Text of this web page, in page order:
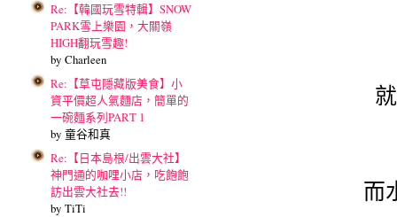
Re:【韓國玩雪特輯】SNOW
PARK雪上樂園，大關嶺
HIGH翻玩雪趣!
by Charleen
Re:【草屯隱藏版美食】小
資平價超人氣麵店，簡單的
一碗麵系列PART 1
by 童谷和真
Re:【日本島根/出雲大社】
神門通的咖哩小店，吃飽飽
訪出雲大社去!!
by TiTi
而